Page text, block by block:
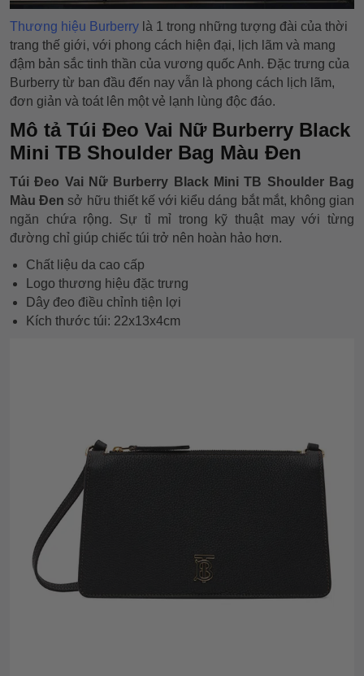
Thương hiệu Burberry là 1 trong những tượng đài của thời
trang thế giới, với phong cách hiện đại, lịch lãm và mang
đậm bản sắc tinh thần của vương quốc Anh. Đặc trưng của
Burberry từ ban đầu đến nay vẫn là phong cách lịch lãm,
đơn giản và toát lên một vẻ lạnh lùng độc đáo.
Mô tả Túi Đeo Vai Nữ Burberry Black
Mini TB Shoulder Bag Màu Đen
Túi Đeo Vai Nữ Burberry Black Mini TB Shoulder Bag
Màu Đen sở hữu thiết kế với kiểu dáng bắt mắt, không gian
ngăn chứa rộng. Sự tỉ mỉ trong kỹ thuật may với từng
đường chỉ giúp chiếc túi trở nên hoàn hảo hơn.
Chất liệu da cao cấp
Logo thương hiệu đặc trưng
Dây đeo điều chỉnh tiện lợi
Kích thước túi: 22x13x4cm